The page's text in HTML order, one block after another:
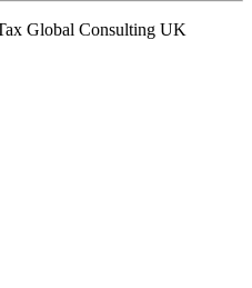
Global Consulting UK